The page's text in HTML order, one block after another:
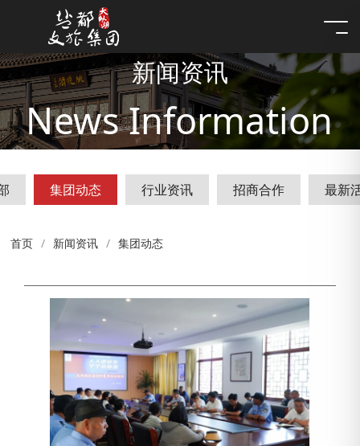
新闻资讯
News Information
集团动态 行业资讯 招商合作 最新
首页 新闻资讯 集团动态